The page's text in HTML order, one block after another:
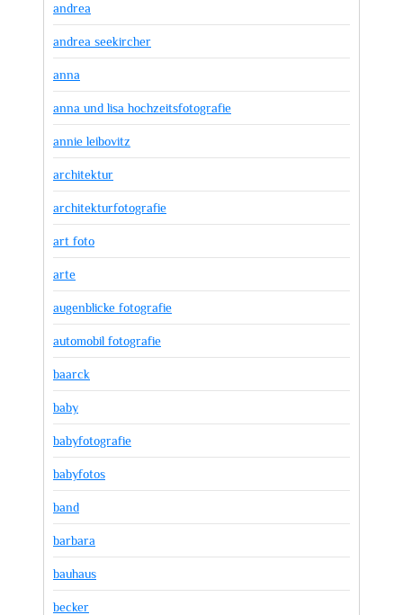
andrea
andrea seekircher
anna
anna und lisa hochzeitsfotografie
annie leibovitz
architektur
architekturfotografie
art foto
arte
augenblicke fotografie
automobil fotografie
baarck
baby
babyfotografie
babyfotos
band
barbara
bauhaus
becker